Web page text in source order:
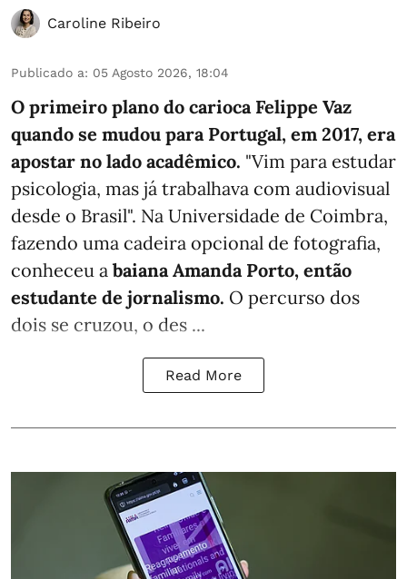
Caroline Ribeiro
Publicado a: 05 Agosto 2026, 18:04
O primeiro plano do carioca Felippe Vaz
quando se mudou para Portugal, em 2017, era
apostar no lado acadêmico. "Vim para estudar
psicologia, mas já trabalhava com audiovisual
desde o Brasil". Na Universidade de Coimbra,
fazendo uma cadeira opcional de fotografia,
conheceu a baiana Amanda Porto, então
estudante de jornalismo. O percurso dos
dois se cruzou, o des ...
Read More